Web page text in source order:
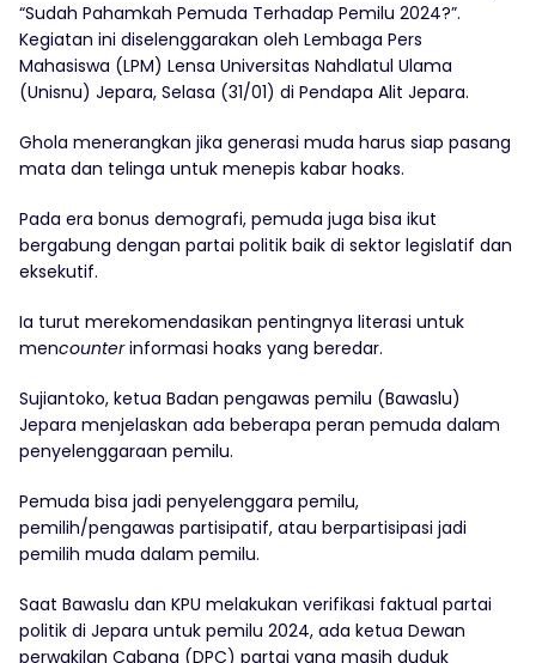
“Sudah Pahamkah Pemuda Terhadap Pemilu 2024?”.
Kegiatan ini diselenggarakan oleh Lembaga Pers
Mahasiswa (LPM) Lensa Universitas Nahdlatul Ulama
(Unisnu) Jepara, Selasa (31/01) di Pendapa Alit Jepara.
Ghola menerangkan jika generasi muda harus siap pasang
mata dan telinga untuk menepis kabar hoaks.
Pada era bonus demografi, pemuda juga bisa ikut
bergabung dengan partai politik baik di sektor legislatif dan
eksekutif.
Ia turut merekomendasikan pentingnya literasi untuk
mencounterinformasi hoaks yang beredar.
Sujiantoko, ketua Badan pengawas pemilu (Bawaslu)
Jepara menjelaskan ada beberapa peran pemuda dalam
penyelenggaraan pemilu.
Pemuda bisa jadi penyelenggara pemilu,
pemilih/pengawas partisipatif, atau berpartisipasi jadi
pemilih muda dalam pemilu.
Saat Bawaslu dan KPU melakukan verifikasi faktual partai
politik di Jepara untuk pemilu 2024, ada ketua Dewan
perwakilan Cabang (DPC) partai yang masih duduk